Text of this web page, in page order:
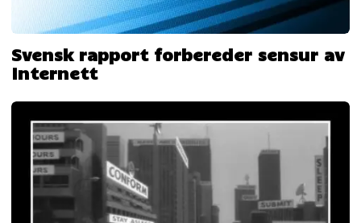
Svensk rapport forbereder sensur av
Internett